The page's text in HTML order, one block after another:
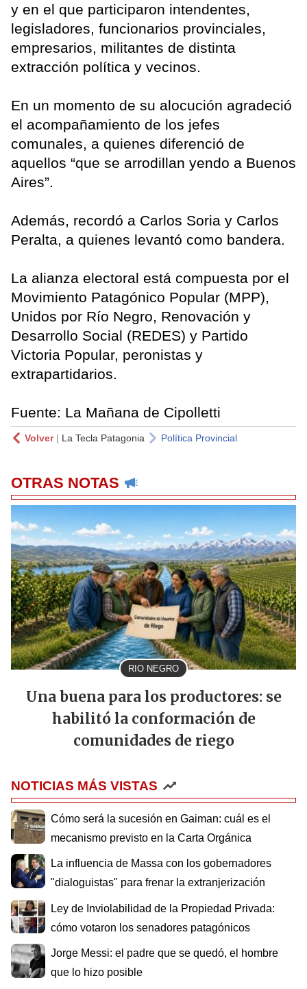
y en el que participaron intendentes,
legisladores, funcionarios provinciales,
empresarios, militantes de distinta
extracción política y vecinos.
En un momento de su alocución agradeció
el acompañamiento de los jefes
comunales, a quienes diferenció de
aquellos “que se arrodillan yendo a Buenos
Aires”.
Además, recordó a Carlos Soria y Carlos
Peralta, a quienes levantó como bandera.
La alianza electoral está compuesta por el
Movimiento Patagónico Popular (MPP),
Unidos por Río Negro, Renovación y
Desarrollo Social (REDES) y Partido
Victoria Popular, peronistas y
extrapartidarios.
Fuente: La Mañana de Cipolletti
Volver| La Tecla Patagonia Política Provincial
OTRAS NOTAS
RIO NEGRO
Una buena para los productores: se
habilitó la conformación de
comunidades de riego
NOTICIAS MÁS VISTAS
Cómo será la sucesión en Gaiman: cuál es el
mecanismo previsto en la Carta Orgánica
La influencia de Massa con los gobernadores
"dialoguistas" para frenar la extranjerización
Ley de Inviolabilidad de la Propiedad Privada:
cómo votaron los senadores patagónicos
Jorge Messi: el padre que se quedó, el hombre
que lo hizo posible